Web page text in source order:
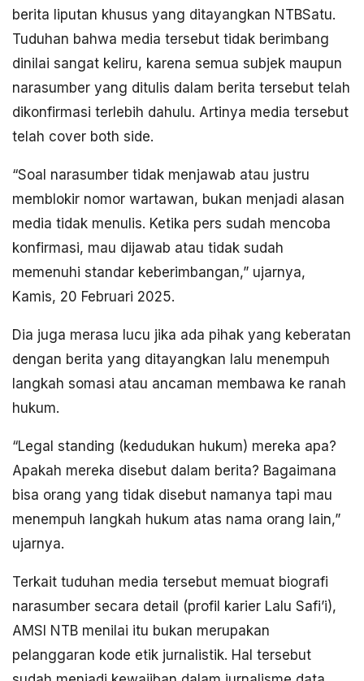
berita liputan khusus yang ditayangkan NTBSatu.
Tuduhan bahwa media tersebut tidak berimbang
dinilai sangat keliru, karena semua subjek maupun
narasumber yang ditulis dalam berita tersebut telah
dikonfirmasi terlebih dahulu. Artinya media tersebut
telah cover both side.
“Soal narasumber tidak menjawab atau justru
memblokir nomor wartawan, bukan menjadi alasan
media tidak menulis. Ketika pers sudah mencoba
konfirmasi, mau dijawab atau tidak sudah
memenuhi standar keberimbangan,” ujarnya,
Kamis, 20 Februari 2025.
Dia juga merasa lucu jika ada pihak yang keberatan
dengan berita yang ditayangkan lalu menempuh
langkah somasi atau ancaman membawa ke ranah
hukum.
“Legal standing (kedudukan hukum) mereka apa?
Apakah mereka disebut dalam berita? Bagaimana
bisa orang yang tidak disebut namanya tapi mau
menempuh langkah hukum atas nama orang lain,”
ujarnya.
Terkait tuduhan media tersebut memuat biografi
narasumber secara detail (profil karier Lalu Safi’i),
AMSI NTB menilai itu bukan merupakan
pelanggaran kode etik jurnalistik. Hal tersebut